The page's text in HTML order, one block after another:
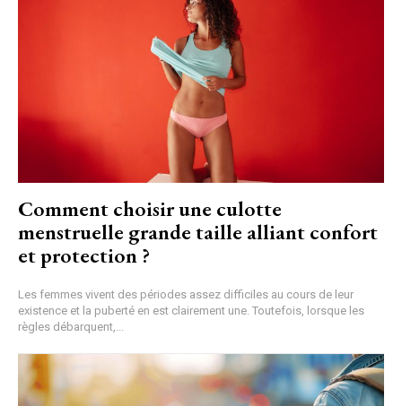
Comment choisir une culotte
menstruelle grande taille alliant confort
et protection ?
Les femmes vivent des périodes assez difficiles au cours de leur
existence et la puberté en est clairement une. Toutefois, lorsque les
règles débarquent,...